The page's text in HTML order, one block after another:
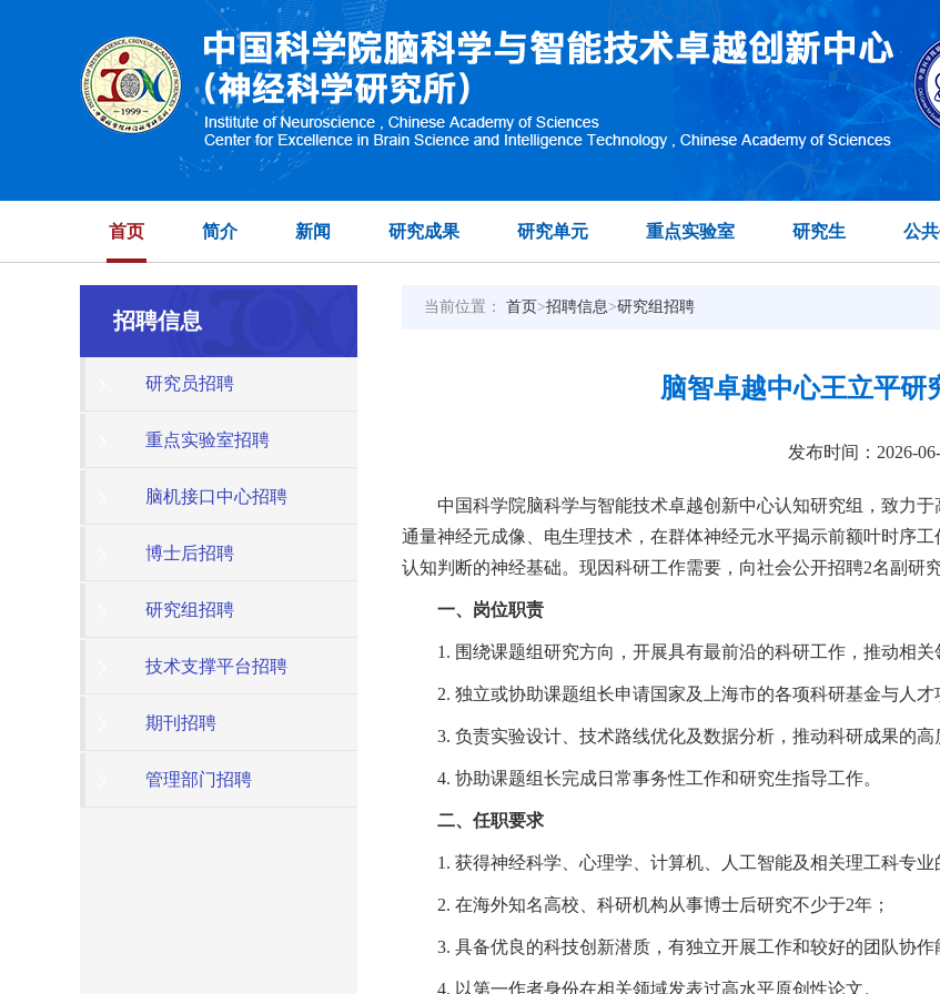
首页 简介 新闻 研究成果 研究单元 重点实验室 研究生 公
招聘信息
研究员招聘
重点实验室招聘
脑机接口中心招聘
博士后招聘
研究组招聘
技术支撑平台招聘
期刊招聘
管理部门招聘
当前位置： 首页>招聘信息>研究组招聘
脑智卓越中心王立平研
发布时间：2026-
中国科学院脑科学与智能技术卓越创新中心认知研究组，致力
通量神经元成像、电生理技术，在群体神经元水平揭示前额叶时序
认知判断的神经基础。现因科研工作需要，向社会公开招聘2名副研
一、岗位职责
1. 围绕课题组研究方向，开展具有最前沿的科研工作，推动相关
2. 独立或协助课题组长申请国家及上海市的各项科研基金与人才
3. 负责实验设计、技术路线优化及数据分析，推动科研成果的高
4. 协助课题组长完成日常事务性工作和研究生指导工作。
二、任职要求
1. 获得神经科学、心理学、计算机、人工智能及相关理工科专业
2. 在海外知名高校、科研机构从事博士后研究不少于2年；
3. 具备优良的科技创新潜质，有独立开展工作和较好的团队协作
4. 以第一作者身份在相关领域发表过高水平原创性论文。